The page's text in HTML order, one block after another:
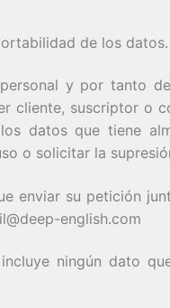
de los datos.
y por tanto
cliente, suscriptor o
datos que tiene
o solicitar la
enviar su petición
english.com
ningún dato